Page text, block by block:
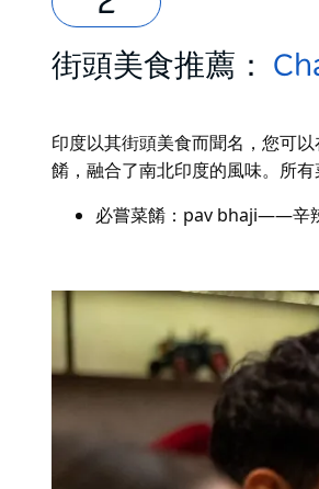
街頭美食推薦：
印度以其街頭美食而聞名，您可
餚，融合了南北印度的風味。所有
必嘗菜餚：pav bhaji——辛